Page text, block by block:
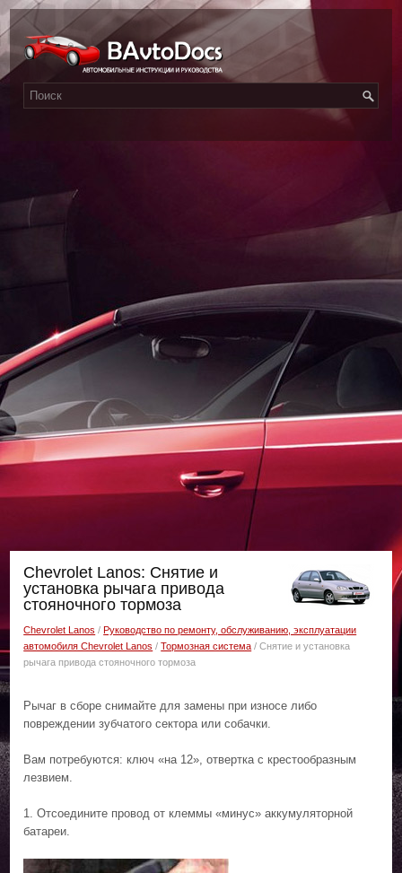
Chevrolet Lanos: Снятие и
установка рычага привода
стояночного тормоза
Chevrolet Lanos /Руководство по ремонту, обслуживанию, эксплуатации
автомобиля Chevrolet Lanos /Тормозная система / Снятие и установка
рычага привода стояночного тормоза
Рычаг в сборе снимайте для замены при износе либо
повреждении зубчатого сектора или собачки.
Вам потребуются: ключ «на 12», отвертка с крестообразным
лезвием.
1. Отсоедините провод от клеммы «минус» аккумуляторной
батареи.